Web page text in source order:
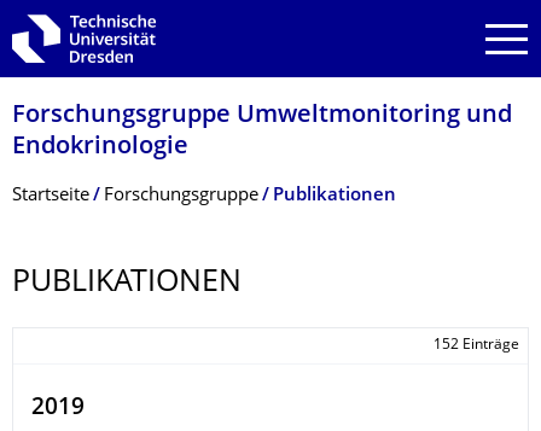
Zur Hauptnavigation springen
Zur Suche springen
Zum Inhalt springen
Forschungsgruppe Umweltmonitoring und
Endokrinologie
Breadcrumb-Menü
Startseite Forschungsgruppe Publikationen
PUBLIKATIONEN
152 Einträge
2019